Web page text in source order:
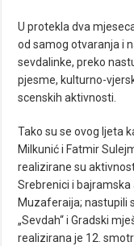
U protekla dva
od samog otvaranja i
sevdalinke, preko
pjesme, kulturno-
scenskih aktivnosti.
Tako su se ovog ljeta
Milkunić i Fatmir
realizirane su
Srebrenici i
Muzaferaija; nastupili
„Sevdah“ i Gradski
realizirana je 12.